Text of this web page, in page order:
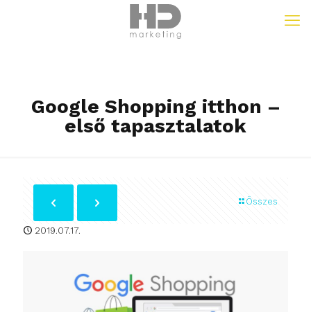
Google Shopping itthon –
első tapasztalatok
Összes
2019.07.17.